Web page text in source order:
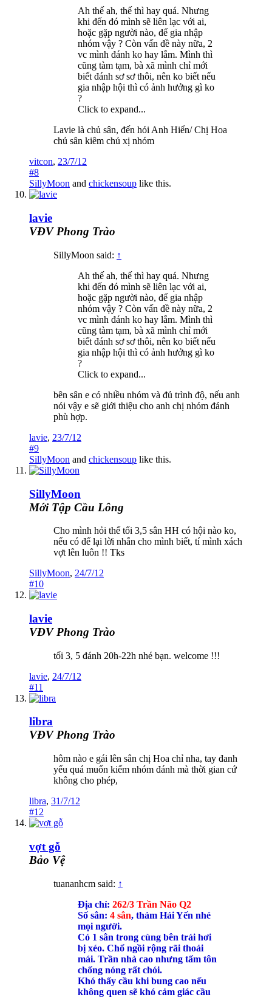
Ah thế ah, thế thì hay quá. Nhưng
khi đến đó mình sẽ liên lạc với ai,
hoặc gặp người nào, để gia nhập
nhóm vậy ? Còn vấn đề này nữa, 2
vc mình đánh ko hay lắm. Mình thì
cũng tàm tạm, bà xã mình chỉ mới
biết đánh sơ sơ thôi, nên ko biết nếu
gia nhập hội thì có ảnh hưởng gì ko
?
Click to expand...
Lavie là chủ sân, đến hỏi Anh Hiển/ Chị Hoa
chủ sân kiêm chủ xị nhóm
vitcon, 23/7/12
#8
SillyMoon and chickensoup like this.
lavie
VĐV Phong Trào
SillyMoon said: ↑
Ah thế ah, thế thì hay quá. Nhưng
khi đến đó mình sẽ liên lạc với ai,
hoặc gặp người nào, để gia nhập
nhóm vậy ? Còn vấn đề này nữa, 2
vc mình đánh ko hay lắm. Mình thì
cũng tàm tạm, bà xã mình chỉ mới
biết đánh sơ sơ thôi, nên ko biết nếu
gia nhập hội thì có ảnh hưởng gì ko
?
Click to expand...
bên sân e có nhiều nhóm và đủ trình độ, nếu anh
nói vậy e sẽ giới thiệu cho anh chị nhóm đánh
phù hợp.
lavie, 23/7/12
#9
SillyMoon and chickensoup like this.
SillyMoon
Mới Tập Cầu Lông
Cho mình hỏi thế tối 3,5 sân HH có hội nào ko,
nếu có để lại lời nhắn cho mình biết, tí mình xách
vợt lên luôn !! Tks
SillyMoon, 24/7/12
#10
lavie
VĐV Phong Trào
tối 3, 5 đánh 20h-22h nhé bạn. welcome !!!
lavie, 24/7/12
#11
libra
VĐV Phong Trào
hôm nào e gái lên sân chị Hoa chỉ nha, tay đanh
yếu quá muốn kiếm nhóm đánh mà thời gian cứ
không cho phép,
libra, 31/7/12
#12
vợt gỗ
Bảo Vệ
tuananhcm said: ↑
Địa chỉ: 262/3 Trần Não Q2
Số sân: 4 sân, thảm Hải Yến nhé
mọi người.
Có 1 sân trong cùng bên trái hơi
bị xéo. Chổ ngồi rộng rãi thoải
mái. Trần nhà cao nhưng tấm tôn
chống nóng rất chói.
Khó thấy cầu khi bung cao nếu
không quen sẽ khó cảm giác cầu